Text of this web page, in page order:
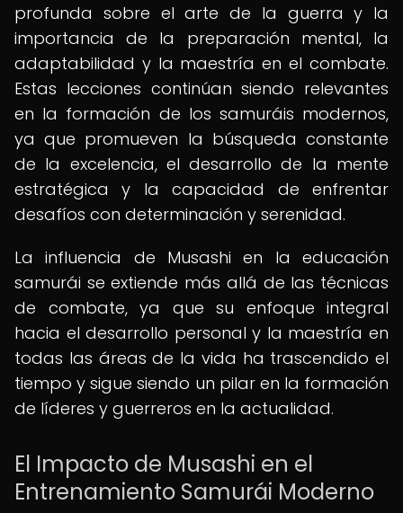
profunda sobre el arte de la guerra y la
importancia de la preparación mental, la
adaptabilidad y la maestría en el combate.
Estas lecciones continúan siendo relevantes
en la formación de los samuráis modernos,
ya que promueven la búsqueda constante
de la excelencia, el desarrollo de la mente
estratégica y la capacidad de enfrentar
desafíos con determinación y serenidad.
La influencia de Musashi en la educación
samurái se extiende más allá de las técnicas
de combate, ya que su enfoque integral
hacia el desarrollo personal y la maestría en
todas las áreas de la vida ha trascendido el
tiempo y sigue siendo un pilar en la formación
de líderes y guerreros en la actualidad.
El Impacto de Musashi en el
Entrenamiento Samurái Moderno